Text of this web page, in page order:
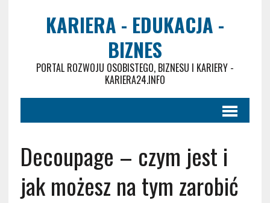
KARIERA - EDUKACJA -
BIZNES
PORTAL ROZWOJU OSOBISTEGO, BIZNESU I KARIERY -
KARIERA24.INFO
Decoupage – czym jest i
jak możesz na tym zarobić